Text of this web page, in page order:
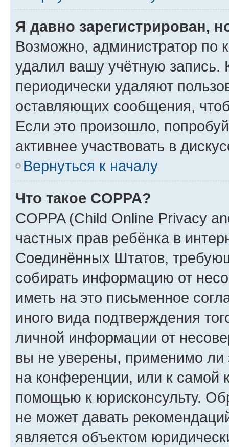
Я давно зарегистрирован,
Возможно, администратор по
удалил вашу учётную запись.
периодически удаляют
оставляющих сообщения,
Если это произошло,
активнее участвовать в
Вернуться к началу
Что такое COPPA?
COPPA (Child Online Privacy
частных прав ребёнка в
Соединённых Штатов,
собирать информацию от
иметь на это письменное
иного вида подтверждения
личной информации от
вы не уверены, применимо ли
на конференции, или к самой
помощью к юрисконсульту.
не может давать
является объектом